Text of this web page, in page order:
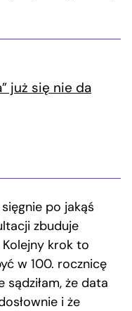
już się nie da
po jakąś
zbuduje
krok to
w 100. rocznicę
sądziłam, że data
i że